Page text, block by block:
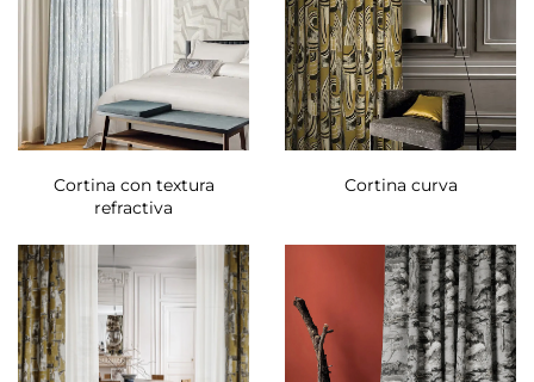
Cortina con textura
refractiva
Cortina curva